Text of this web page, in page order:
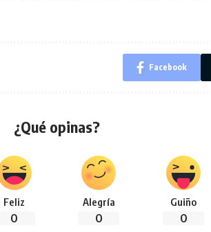
Facebook
¿Qué opinas?
Feliz
0
Alegría
0
Guiño
0